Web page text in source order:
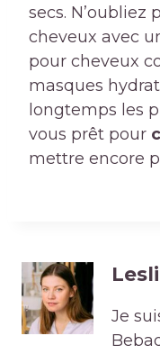
secs. N’oubliez
cheveux avec
pour cheveux
masques
longtemps les
vous prêt pour
mettre encore
Je